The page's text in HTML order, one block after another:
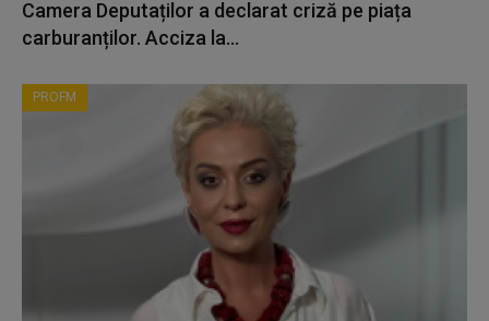
Camera Deputaților a declarat criză pe piața
carburanților. Acciza la...
PROFM